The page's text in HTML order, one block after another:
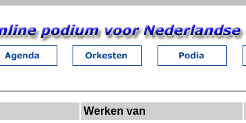
Werken van